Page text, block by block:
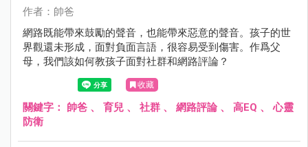
作者：帥爸
網路既能帶來鼓勵的聲音，也能帶來惡意的聲音。孩子的世
界觀還未形成，面對負面言語，很容易受到傷害。作爲父
母，我們該如何教孩子面對社群和網路評論？
收藏
關鍵字： 帥爸 、 育兒 、 社群 、 網路評論、 高EQ 、心靈
防衛